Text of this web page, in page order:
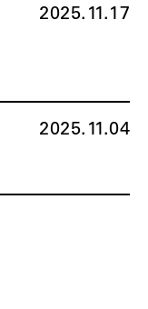
2025.11.17
2025.11.04